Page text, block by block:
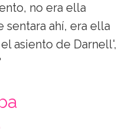
no era ella
ahí, era ella
asiento de Darnell',